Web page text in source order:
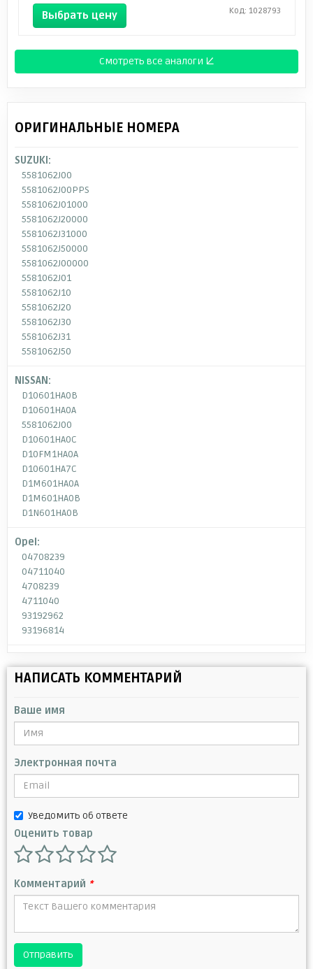
Выбрать цену Код: 1028793
Смотреть все аналоги ↓
ОРИГИНАЛЬНЫЕ НОМЕРА
SUZUKI:
5581062J00
5581062J00PPS
5581062J01000
5581062J20000
5581062J31000
5581062J50000
5581062J00000
5581062J01
5581062J10
5581062J20
5581062J30
5581062J31
5581062J50
NISSAN:
D10601HA0B
D10601HA0A
5581062J00
D10601HA0C
D10FM1HA0A
D10601HA7C
D1M601HA0A
D1M601HA0B
D1N601HA0B
Opel:
04708239
04711040
4708239
4711040
93192962
93196814
НАПИСАТЬ КОММЕНТАРИЙ
Ваше имя
Электронная почта
Уведомить об ответе
Оценить товар
Комментарий *
Отправить